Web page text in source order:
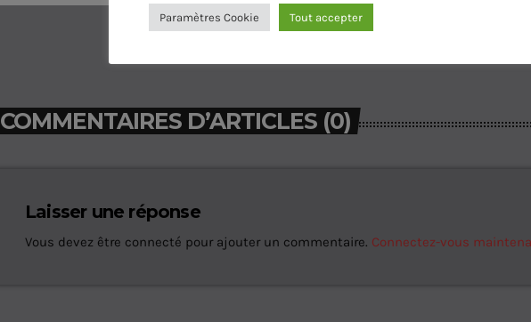
COMMENTAIRES D’ARTICLES (0)
Laisser une réponse
Vous devez être connecté pour ajouter un commentaire. Connectez-vous
Paramètres Cookie Tout accepter